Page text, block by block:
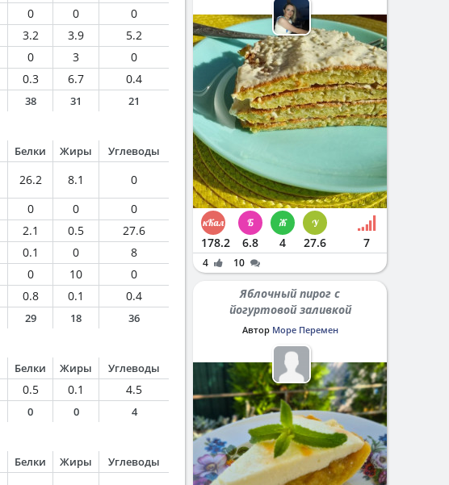
0 0
0
3.2 3.9
5.2
0 3
0
0.3 6.7
0.4
38 31 21
Белки Жиры Углеводы
26.2 8.1
0
0 0
0
2.1 0.5
27.6
0.1 0
8
0 10
0
0.8 0.1
0.4
29 18 36
Белки Жиры Углеводы
0.5 0.1
4.5
0 0 4
Белки Жиры Углеводы
178.2 6.8 4 27.6 7
4 10
Яблочный пирог с
йогуртовой заливкой
Автор Море Перемен